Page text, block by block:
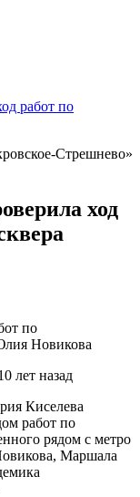
работ по
Стрешнево»
ход
по
Новикова
лет назад
Киселева
работ по
рядом с метро
Маршала